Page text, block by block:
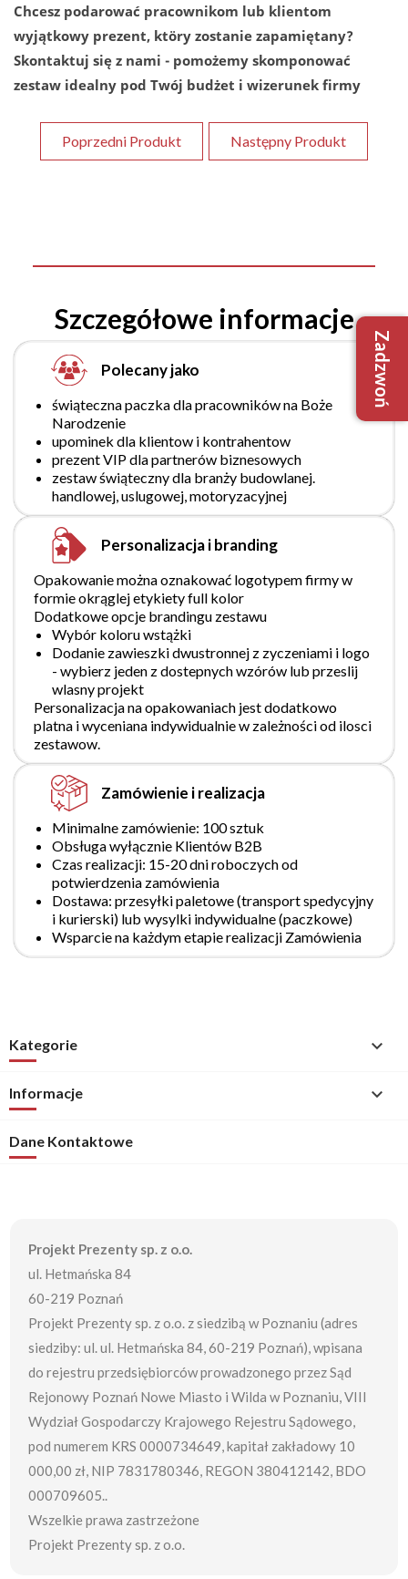
Nie mam
Chcesz podarować pracownikom lub klientom
wyjątkowy prezent, ktöry zostanie zapamiętany?
Skontaktuj się z nami - pomożemy skomponować
zestaw idealny pod Twój budżet i wizerunek firmy
Poprzedni Produkt Następny Produkt
Szczegółowe informacje
Polecany jako
świąteczna paczka dla pracowników na Boże
Narodzenie
upominek dla klientow i kontrahentow
prezent VIP dla partnerów biznesowych
zestaw świąteczny dla branży budowlanej.
handlowej, uslugowej, motoryzacyjnej
Personalizacja i branding
Opakowanie można oznakować logotypem firmy w
formie okrąglej etykiety full kolor
Dodatkowe opcje brandingu zestawu
Wybór koloru wstążki
Dodanie zawieszki dwustronnej z zyczeniami i logo
- wybierz jeden z dostepnych wzórów lub przeslij
wlasny projekt
Personalizacja na opakowaniach jest dodatkowo
platna i wyceniana indywidualnie w zależności od ilosci
zestawow.
Zamówienie i realizacja
Minimalne zamówienie: 100 sztuk
Obsługa wyłącznie Klientów B2B
Czas realizacji: 15-20 dni roboczych od
potwierdzenia zamówienia
Dostawa: przesyłki paletowe (transport spedycyjny
i kurierski) lub wysylki indywidualne (paczkowe)
Wsparcie na każdym etapie realizacji Zamówienia
Kategorie 
Informacje 
Dane Kontaktowe
Projekt Prezenty sp. z o.o.
ul. Hetmańska 84
60-219 Poznań
Projekt Prezenty sp. z o.o. z siedzibą w Poznaniu (adres
siedziby: ul. ul. Hetmańska 84, 60-219 Poznań), wpisana
do rejestru przedsiębiorców prowadzonego przez Sąd
Rejonowy Poznań Nowe Miasto i Wilda w Poznaniu, VIII
Wydział Gospodarczy Krajowego Rejestru Sądowego,
pod numerem KRS 0000734649, kapitał zakładowy 10
000,00 zł, NIP 7831780346, REGON 380412142, BDO
000709605..
Wszelkie prawa zastrzeżone
Projekt Prezenty sp. z o.o.
Zadzwoń
+48
+48